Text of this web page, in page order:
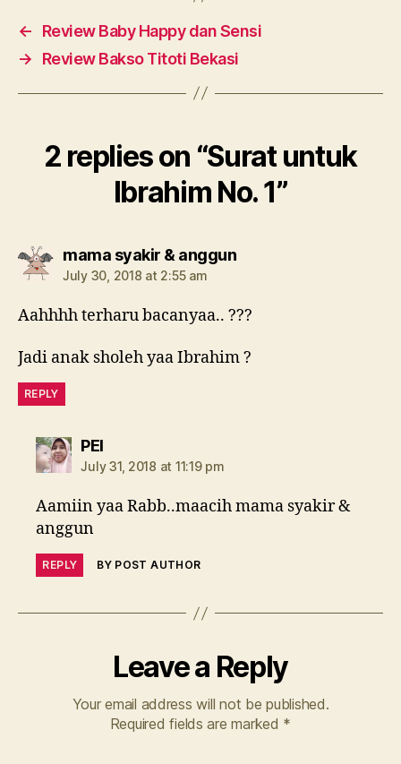
←
Review Baby Happy dan Sensi
→
Review Bakso Titoti Bekasi
2 replies on “Surat untuk
Ibrahim No. 1”
mama syakir & anggunsays:
July 30, 2018 at 2:55 am
Aahhhh terharu bacanyaa.. ???
Jadi anak sholeh yaa Ibrahim ?
REPLY
PEIsays:
July 31, 2018 at 11:19 pm
Aamiin yaa Rabb..maacih mama syakir &
anggun
REPLY BY POST AUTHOR
Leave a Reply
Your email address will not be published.
Required fields are marked *